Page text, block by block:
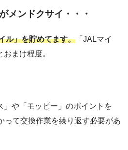
メンドクサイ・・・
ル」を貯めてます。 「JALマイ
まけ程度。
」や「モッピー」のポイントを
って交換作業を繰り返す必要があ